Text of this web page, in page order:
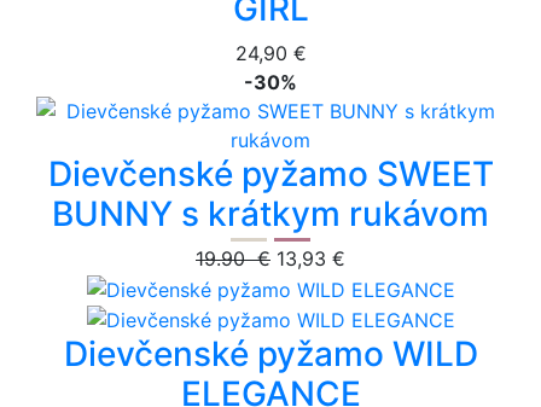
GIRL
24,90 €
-30%
Dievčenské pyžamo SWEET
BUNNY s krátkym rukávom
19.90 € 13,93 €
Dievčenské pyžamo WILD
ELEGANCE